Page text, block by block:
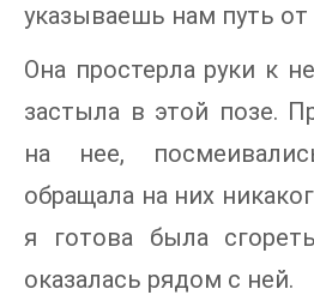
указываешь нам путь
Она простерла руки к
застыла в этой позе.
на нее,
обращала на них
я готова была
оказалась рядом с ней.